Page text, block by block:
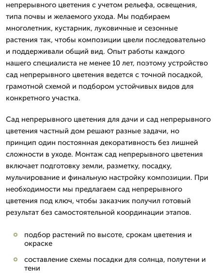
непрерывного цветения с учетом рельефа, освещения,
типа почвы и желаемого ухода. Мы подбираем
многолетник, кустарник, луковичные и сезонные
растения так, чтобы композиции цвели последовательно
и поддерживали общий вид. Опыт работы каждого
нашего специалиста не менее 10 лет, поэтому устройство
сад непрерывного цветения ведется с точной посадкой,
грамотной схемой и подбором устойчивых видов для
конкретного участка.
Сад непрерывного цветения для дачи и сад непрерывного
цветения частный дом решают разные задачи, но
принцип один постоянная декоративность без лишней
сложности в уходе. Монтаж сад непрерывного цветения
включает подготовку земли, разметку, посадку,
мульчирование и финальную настройку композиции. При
необходимости мы предлагаем сад непрерывного
цветения под ключ, чтобы заказчик получил готовый
результат без самостоятельной координации этапов.
подбор растений по высоте, срокам цветения и
окраске
составление схемы посадки для солнца, полутени и
тени